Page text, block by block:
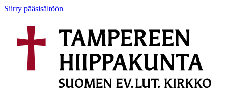
Siirry pääsisältöön